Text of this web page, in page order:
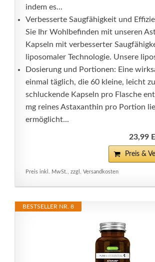
indem es...
Verbesserte Saugfähigkeit und
Sie Ihr Wohlbefinden mit unseren
Kapseln mit verbesserter
liposomaler Technologie. Unsere
Dosierung und Portionen: Eine
einmal täglich, die 60 kleine, leicht zu
schluckende Kapseln pro Flasche
mg reines Astaxanthin pro Portion
ermöglicht...
23,99
Preis &
Preis inkl. MwSt., zzgl. Versandkosten
BESTSELLER NR. 8